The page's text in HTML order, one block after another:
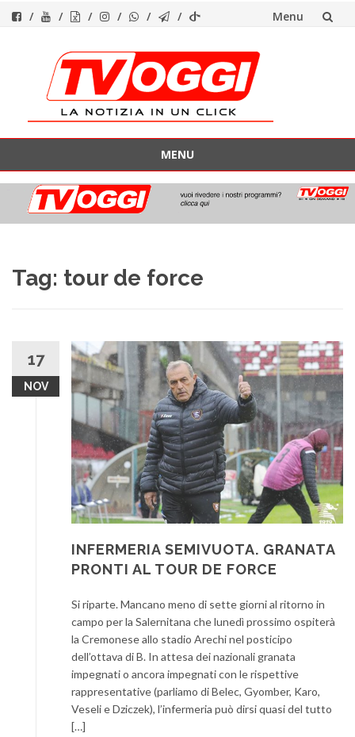
Menu
contenuto
MENU
contenuto
Tag: tour de force
17
NOV
INFERMERIA SEMIVUOTA. GRANATA
PRONTI AL TOUR DE FORCE
Si riparte. Mancano meno di sette giorni al ritorno in
campo per la Salernitana che lunedì prossimo ospiterà
la Cremonese allo stadio Arechi nel posticipo
dell’ottava di B. In attesa dei nazionali granata
impegnati o ancora impegnati con le rispettive
rappresentative (parliamo di Belec, Gyomber, Karo,
Veseli e Dziczek), l’infermeria può dirsi quasi del tutto
[…]